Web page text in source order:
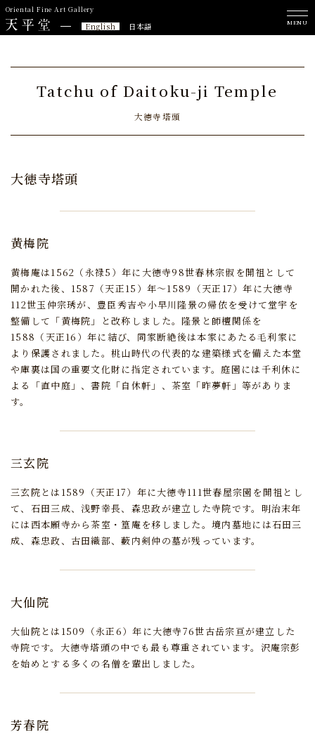
Oriental Fine Art Gallery
English 日本語 MENU
Tatchu of Daitoku-ji Temple
大徳寺塔頭
大徳寺塔頭
黄梅院
黄梅庵は1562（永禄5）年に大徳寺98世春林宗俶を開祖として
開かれた後、 1587（天正15）年～1589（天正17）年に大徳寺
112世玉仲宗琇が、 豊臣秀吉や小早川隆景の帰依を受けて堂宇を
整備して「黄梅院」と改称しました。 隆景と師檀関係を
1588（天正16）年に結び、 同家断絶後は本家にあたる毛利家に
より保護されました。 桃山時代の代表的な建築様式を備えた本堂
や庫裏は国の重要文化財に指定されています。 庭園には千利休に
よる「直中庭」、書院「自休軒」、茶室「昨夢軒」等がありま
す。
三玄院
三玄院とは1589（天正17）年に大徳寺111世春屋宗園を開祖とし
て、 石田三成、浅野幸長、森忠政が建立した寺院です。 明治末年
には西本願寺から茶室・篁庵を移しました。 境内墓地には石田三
成、森忠政、古田織部、藪内剣仲の墓が残っています。
大仙院
大仙院とは1509（永正6）年に大徳寺76世古岳宗亘が建立した
寺院です。 大徳寺塔頭の中でも最も尊重されています。 沢庵宗彭
を始めとする多くの名僧を輩出しました。
芳春院